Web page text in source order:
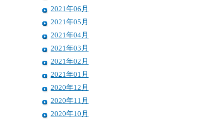
2021年06月
2021年05月
2021年04月
2021年03月
2021年02月
2021年01月
2020年12月
2020年11月
2020年10月